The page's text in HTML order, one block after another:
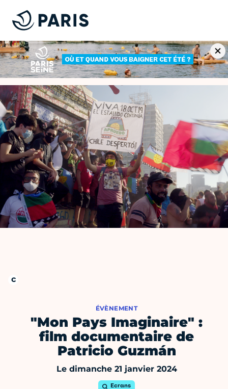
ÉVÈNEMENT
"Mon Pays Imaginaire" :
film documentaire de
Patricio Guzmán
Le dimanche 21 janvier 2024
Ecrans